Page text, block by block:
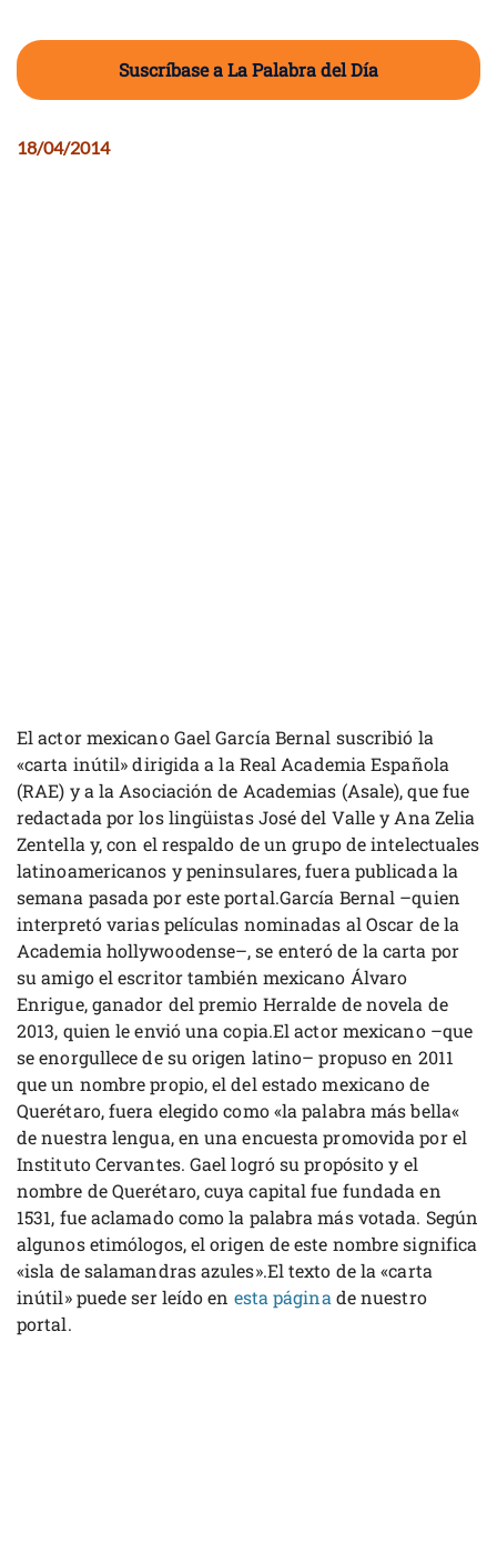
Suscríbase a La Palabra del Día
18/04/2014
El actor mexicano Gael García Bernal suscribió la
«carta inútil» dirigida a la Real Academia Española
(RAE) y a la Asociación de Academias (Asale), que fue
redactada por los lingüistas José del Valle y Ana Zelia
Zentella y, con el respaldo de un grupo de intelectuales
latinoamericanos y peninsulares, fuera publicada la
semana pasada por este portal.García Bernal –quien
interpretó varias películas nominadas al Oscar de la
Academia hollywoodense–, se enteró de la carta por
su amigo el escritor también mexicano Álvaro
Enrigue, ganador del premio Herralde de novela de
2013, quien le envió una copia.El actor mexicano –que
se enorgullece de su origen latino– propuso en 2011
que un nombre propio, el del estado mexicano de
Querétaro, fuera elegido como «la palabra más bella«
de nuestra lengua, en una encuesta promovida por el
Instituto Cervantes. Gael logró su propósito y el
nombre de Querétaro, cuya capital fue fundada en
1531, fue aclamado como la palabra más votada. Según
algunos etimólogos, el origen de este nombre significa
«isla de salamandras azules».El texto de la «carta
inútil» puede ser leído en esta página de nuestro
portal.